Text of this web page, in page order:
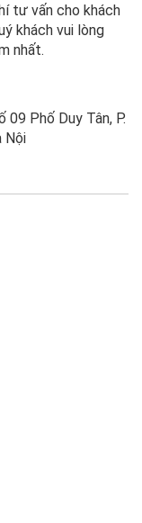
tư vấn cho khách
khách vui lòng
nhất.
09 Phố Duy Tân, P.
Nội